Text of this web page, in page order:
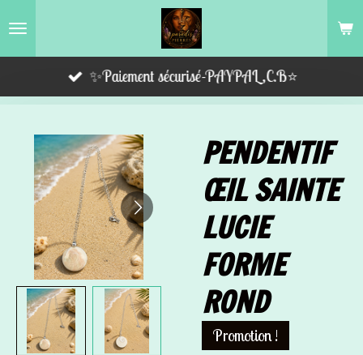
Passer
✨Paiement sécurisé-PAYPAL,C.B⭐️
PENDENTIF
ŒIL SAINTE
LUCIE
FORME
ROND
Promotion !